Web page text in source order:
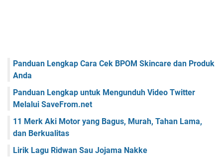
Panduan Lengkap Cara Cek BPOM Skincare dan Produk
Anda
Panduan Lengkap untuk Mengunduh Video Twitter
Melalui SaveFrom.net
11 Merk Aki Motor yang Bagus, Murah, Tahan Lama,
dan Berkualitas
Lirik Lagu Ridwan Sau Jojama Nakke